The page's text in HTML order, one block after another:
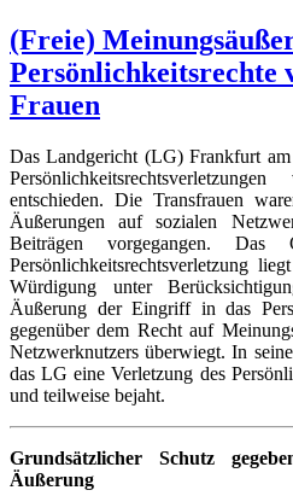
(Freie)
Persönlichkeitsrechte
Frauen
Das Landgericht (LG) Frankfurt
entschieden. Die Transfrauen
Äußerungen auf sozialen
Beiträgen vorgegangen.
Persönlichkeitsrechtsverletzung
Würdigung unter
Äußerung der Eingriff in das
gegenüber dem Recht auf
Netzwerknutzers überwiegt. In
das LG eine Verletzung des
und teilweise bejaht.
Grundsätzlicher Schutz
Äußerung